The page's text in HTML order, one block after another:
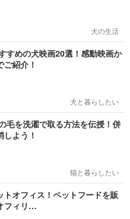
犬の生活
すめの犬映画20選！感動映画か
紹介！
犬と暮らしたい
毛を洗濯で取る方法を伝授！併
よう！
猫と暮らしたい
トオフィス！ペットフードを販
フィリ…